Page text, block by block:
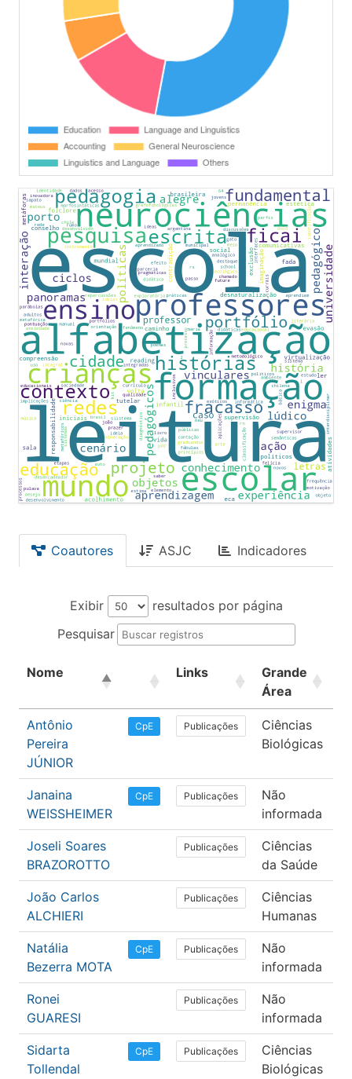
Coautores ASJC Indicadores
Exibir
resultados por página
Pesquisar
Nome Links
Grande
Área
Antônio
Pereira
JÚNIOR
CpE Publicações
Ciências
Biológicas
Janaina
WEISSHEIMER
CpE Publicações
Não
informada
Joseli Soares
BRAZOROTTO
Publicações
Ciências
da Saúde
João Carlos
ALCHIERI
Publicações
Ciências
Humanas
Natália
Bezerra MOTA
CpE Publicações
Não
informada
Ronei
GUARESI
Publicações
Não
informada
Sidarta
Tollendal
CpE Publicações
Ciências
Biológicas